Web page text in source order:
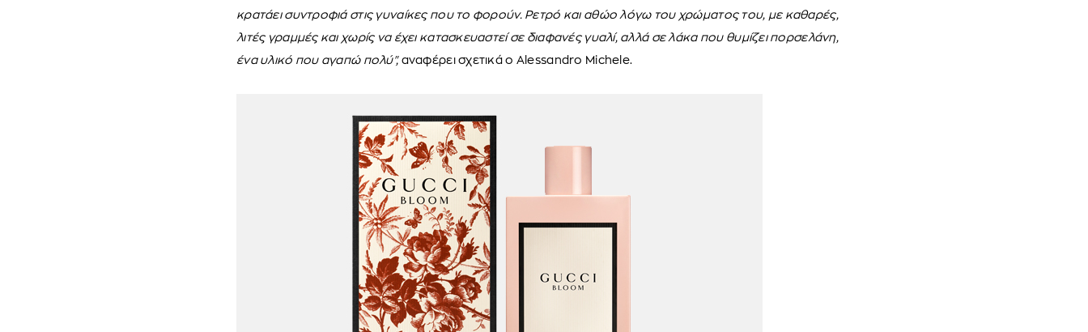
κρατάει συντροφιά στις γυναίκες που το φορούν. Ρετρό και αθώο λόγω του χρώματος του, με καθαρές,
λιτές γραμμές και χωρίς να έχει κατασκευαστεί σε διαφανές γυαλί, αλλά σε λάκα που θυμίζει πορσελάνη,
ένα υλικό που αγαπώ πολύ", αναφέρει σχετικά ο Alessandro Michele.